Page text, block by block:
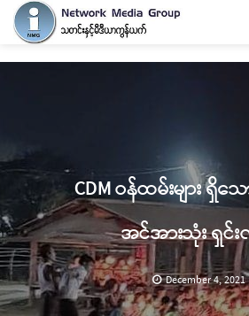
CDM ဝန်ထမ်းများ ရှိ
အင်အားသုံး ရှင်း
December 4, 2021